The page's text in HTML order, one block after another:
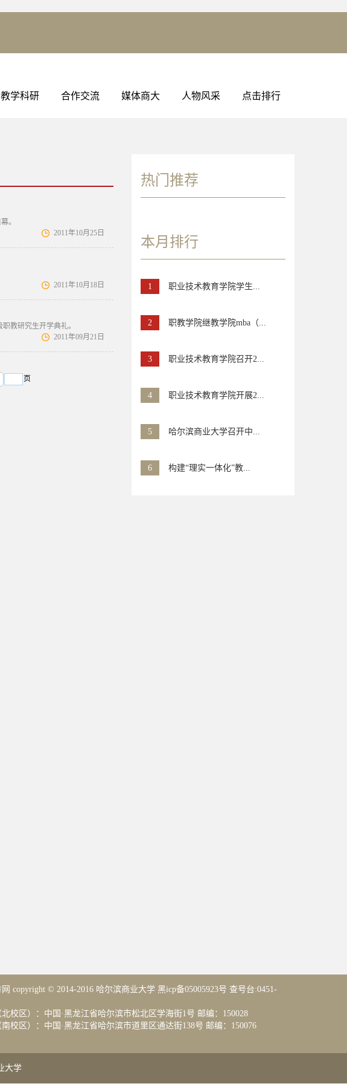
教学科研 合作交流 媒体商大 人物风采 点击排行
。
2011年10月25日
2011年10月18日
教研究生开学典礼。
2011年09月21日
页
热门推荐
本月排行
1 职业技术教育学院学生...
2 职教学院继教学院mba（...
3 职业技术教育学院召开2...
4 职业技术教育学院开展2...
5 哈尔滨商业大学召开中...
6 构建“理实一体化”教...
copyright © 2014-2016 哈尔滨商业大学 黑icp备05005923号 查号台:0451-
校区）：中国·黑龙江省哈尔滨市松北区学海街1号 邮编：150028
校区）：中国·黑龙江省哈尔滨市道里区通达街138号 邮编：150076
大学